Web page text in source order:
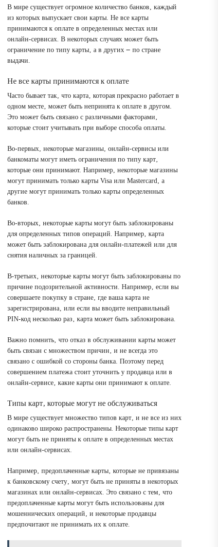
В мире существует огромное количество банков‚ каждый
из которых выпускает свои карты. Не все карты
принимаются к оплате в определенных местах или
онлайн-сервисах. В некоторых случаях может быть
ограничение по типу карты‚ а в других ౼ по стране
выдачи.
Не все карты принимаются к оплате
Часто бывает так‚ что карта‚ которая прекрасно работает в
одном месте‚ может быть непринята к оплате в другом.
Это может быть связано с различными факторами‚
которые стоит учитывать при выборе способа оплаты.
Во-первых‚ некоторые магазины‚ онлайн-сервисы или
банкоматы могут иметь ограничения по типу карт‚
которые они принимают. Например‚ некоторые магазины
могут принимать только карты Visa или Mastercard‚ а
другие могут принимать только карты определенных
банков.
Во-вторых‚ некоторые карты могут быть заблокированы
для определенных типов операций. Например‚ карта
может быть заблокирована для онлайн-платежей или для
снятия наличных за границей.
В-третьих‚ некоторые карты могут быть заблокированы по
причине подозрительной активности. Например‚ если вы
совершаете покупку в стране‚ где ваша карта не
зарегистрирована‚ или если вы вводите неправильный
PIN-код несколько раз‚ карта может быть заблокирована.
Важно помнить‚ что отказ в обслуживании карты может
быть связан с множеством причин‚ и не всегда это
связано с ошибкой со стороны банка. Поэтому перед
совершением платежа стоит уточнить у продавца или в
онлайн-сервисе‚ какие карты они принимают к оплате.
Типы карт‚ которые могут не обслуживаться
В мире существует множество типов карт‚ и не все из них
одинаково широко распространены. Некоторые типы карт
могут быть не приняты к оплате в определенных местах
или онлайн-сервисах.
Например‚ предоплаченные карты‚ которые не привязаны
к банковскому счету‚ могут быть не приняты в некоторых
магазинах или онлайн-сервисах. Это связано с тем‚ что
предоплаченные карты могут быть использованы для
мошеннических операций‚ и некоторые продавцы
предпочитают не принимать их к оплате.